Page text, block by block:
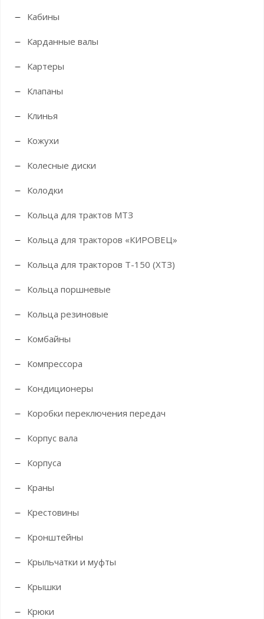
Кабины
Карданные валы
Картеры
Клапаны
Клинья
Кожухи
Колесные диски
Колодки
Кольца для трактов МТЗ
Кольца для тракторов «КИРОВЕЦ»
Кольца для тракторов Т-150 (ХТЗ)
Кольца поршневые
Кольца резиновые
Комбайны
Компрессора
Кондиционеры
Коробки переключения передач
Корпус вала
Корпуса
Краны
Крестовины
Кронштейны
Крыльчатки и муфты
Крышки
Крюки